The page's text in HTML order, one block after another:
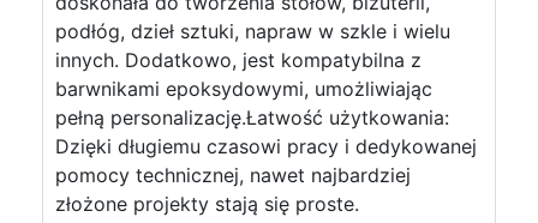
podłóg, dzieł sztuki, napraw w szkle i wielu
innych. Dodatkowo, jest kompatybilna z
barwnikami epoksydowymi, umożliwiając
pełną personalizację.Łatwość użytkowania:
Dzięki długiemu czasowi pracy i dedykowanej
pomocy technicznej, nawet najbardziej
złożone projekty stają się proste.